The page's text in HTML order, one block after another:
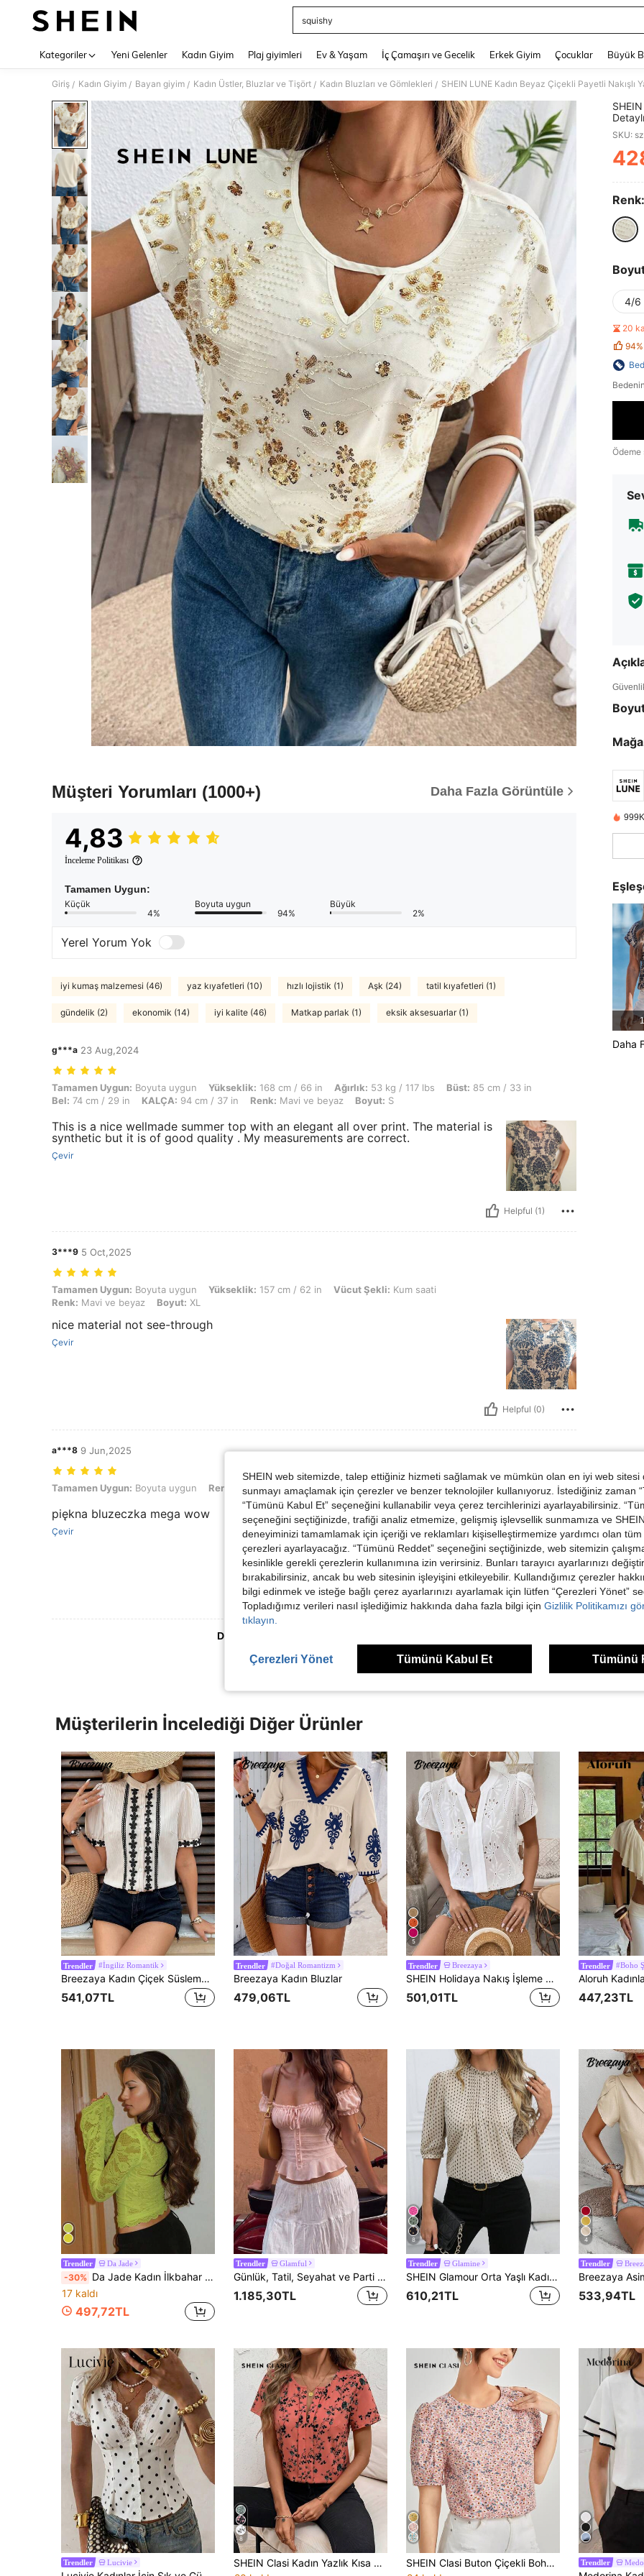
squishy
Kategoriler Yeni Gelenler Kadın Giyim Plaj giyimleri Ev & Yaşam İç Çamaşırı ve Gecelik Erkek Giyim Çocuklar Büyük
Giriş / Kadın Giyim / Bayan giyim / Kadın Üstler, Bluzlar ve Tişört / Kadın Bluzları ve Gömlekleri /
Müşteri Yorumları (1000+) Daha Fazla Görüntüle
4,83
İnceleme Politikası
Tamamen Uygun:
Küçük
4%
Boyuta uygun
94%
Büyük
2%
Yerel Yorum Yok
iyi kumaş malzemesi (46) yaz kıyafetleri (10) hızlı lojistik (1) Aşk (24) tatil kıyafetleri (1)
gündelik (2) ekonomik (14) iyi kalite (46) Matkap parlak (1) eksik aksesuarlar (1)
g***a 23 Aug,2024
Tamamen Uygun: Boyuta uygun, Yükseklik: 168 cm / 66 in, Ağırlık: 53 kg / 117 lbs, Büst: 85 cm / 33 in, Bel: 74 cm / 29 in, KALÇA: 94 cm / 37 in,
Tamamen Uygun: Boyuta uygun Yükseklik: 168 cm / 66 in Ağırlık: 53 kg / 117 lbs Büst: 85 cm / 33 in
Bel: 74 cm / 29 in KALÇA: 94 cm / 37 in Renk: Mavi ve beyaz Boyut: S
This is a nice wellmade summer top with an elegant all over print. The material is
synthetic but it is of good quality . My measurements are correct.
Çevir
Helpful (1)
3***9 5 Oct,2025
Tamamen Uygun: Boyuta uygun, Yükseklik: 157 cm / 62 in, Vücut Şekli: Kum saati, Renk: Mavi ve beyaz, Boyut: XL
Tamamen Uygun: Boyuta uygun Yükseklik: 157 cm / 62 in Vücut Şekli: Kum saati
Renk: Mavi ve beyaz Boyut: XL
nice material not see-through
Çevir
Helpful (0)
a***8 9 Jun,2025
Tamamen Uygun: Boyuta uygun, Renk: Mavi ve beyaz, Boyut: L
Tamamen Uygun: Boyuta uygun Renk: Mavi ve beyaz Boyut:L
piękna bluzeczka mega wow
Çevir
Helpful (0)
Daha Fazla Değerlendirme Görüntüle
Üstü,
SKU:
Renk:
4/6
20
94%
Ödeme
Daha
Müşterilerin İncelediği Diğer Ürünler
Trendler #İngiliz Romantik
Breezaya Kadın Çiçek Süslemeli Kısa Puf Kollu Günlük Bluz
541,07TL
Trendler #Doğal Romantizm
Breezaya Kadın Bluzlar
479,06TL
5
Trendler Breezaya
SHEIN Holidaya Nakış İşleme Sade Gündelik Kadın Bluzlar
501,01TL
Trendler #Boho
447,23TL
Trendler Da Jade
-30% Da Jade Kadın İlkbahar Yaz Zarif Dalgalı Dantel Detaylı İnce Askılı Cami Üst, Şeffaf Sırtlı Büzgülü Bel Kısa Slim Y2K Günlük Katmanlama Plaj ve Randevu Tank Top
17 kaldı
497,72TL
Trendler Glamful
Günlük, Tatil, Seyahat ve Parti İçin Gençlere Yönelik Şık, Seksi, Zarif ve Tatlı Yazlık Üst
1.185,30TL
8
Trendler Glamine
SHEIN Glamour Orta Yaşlı Kadınlar İçin İlkbahar ve Yaz Şifon Kısa Kollu Bluz, Orta Yaşlı ve Yaşlılar İçin Rahat Orta Kollu Üst
610,21TL
4
Trendler
533,94TL
Trendler Lucivie
8
SHEIN Clasi Kadın Yazlık Kısa Kollu Bol Kesim Küçük Çiçekli Gömlek, Günlük Kırsal Tatil, Siyah Beyaz
SHEIN Clasi Buton Çiçekli Boho Women Blouses
Trendler
SHEIN web sitemizde, talep ettiğiniz hizmeti sağlamak ve mümkün olan en iyi web sitesi
sunmayı amaçlamak için çerezler ve benzer teknolojiler kullanıyoruz. İstediğiniz zaman
“Tümünü Kabul Et” seçeneğini kullanabilir veya çerez tercihlerinizi ayarlayabilirsiniz.
seçeneğini seçtiğinizde, trafiği analiz etmemize, gelişmiş işlevsellik sunmamıza ve
deneyiminizi tamamlamak için içeriği ve reklamları kişiselleştirmemize yardımcı olan tüm
çerezleri ayarlayacağız. “Tümünü Reddet” seçeneğini seçtiğinizde, web sitemizin
kesinlikle gerekli çerezlerin kullanımına izin verirsiniz. Bunları tarayıcı ayarlarınızı
bırakabilirsiniz, ancak bu web sitesinin işleyişini etkileyebilir. Kullandığımız çerezler
bilgi edinmek ve isteğe bağlı çerez ayarlarınızı ayarlamak için lütfen “Çerezleri Yönet”
Topladığımız verileri nasıl işlediğimiz hakkında daha fazla bilgi için Gizlilik Politikamızı
tıklayın.
Çerezleri Yönet Tümünü Kabul Et Tümünü